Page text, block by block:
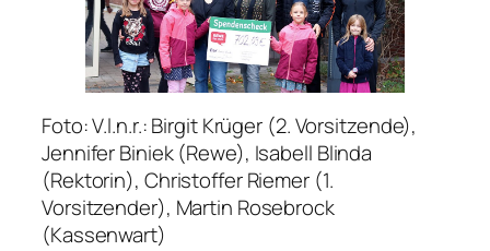
Foto: V.l.n.r.: Birgit Krüger (2. Vorsitzende),
Jennifer Biniek (Rewe), Isabell Blinda
(Rektorin), Christoffer Riemer (1.
Vorsitzender), Martin Rosebrock
(Kassenwart)